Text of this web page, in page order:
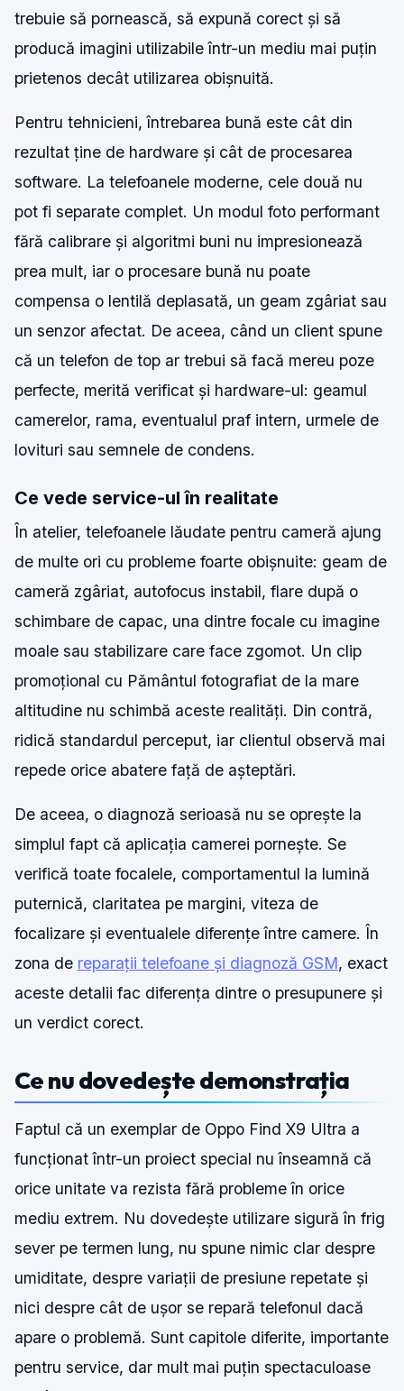
trebuie să pornească, să expună corect și să
producă imagini utilizabile într-un mediu mai puțin
prietenos decât utilizarea obișnuită.
Pentru tehnicieni, întrebarea bună este cât din
rezultat ține de hardware și cât de procesarea
software. La telefoanele moderne, cele două nu
pot fi separate complet. Un modul foto performant
fără calibrare și algoritmi buni nu impresionează
prea mult, iar o procesare bună nu poate
compensa o lentilă deplasată, un geam zgâriat sau
un senzor afectat. De aceea, când un client spune
că un telefon de top ar trebui să facă mereu poze
perfecte, merită verificat și hardware-ul: geamul
camerelor, rama, eventualul praf intern, urmele de
lovituri sau semnele de condens.
Ce vede service-ul în realitate
În atelier, telefoanele lăudate pentru cameră ajung
de multe ori cu probleme foarte obișnuite: geam de
cameră zgâriat, autofocus instabil, flare după o
schimbare de capac, una dintre focale cu imagine
moale sau stabilizare care face zgomot. Un clip
promoțional cu Pământul fotografiat de la mare
altitudine nu schimbă aceste realități. Din contră,
ridică standardul perceput, iar clientul observă mai
repede orice abatere față de așteptări.
De aceea, o diagnoză serioasă nu se oprește la
simplul fapt că aplicația camerei pornește. Se
verifică toate focalele, comportamentul la lumină
puternică, claritatea pe margini, viteza de
focalizare și eventualele diferențe între camere. În
zona de reparații telefoane și diagnoză GSM, exact
aceste detalii fac diferența dintre o presupunere și
un verdict corect.
Ce nu dovedește demonstrația
Faptul că un exemplar de Oppo Find X9 Ultra a
funcționat într-un proiect special nu înseamnă că
orice unitate va rezista fără probleme în orice
mediu extrem. Nu dovedește utilizare sigură în frig
sever pe termen lung, nu spune nimic clar despre
umiditate, despre variații de presiune repetate și
nici despre cât de ușor se repară telefonul dacă
apare o problemă. Sunt capitole diferite, importante
pentru service, dar mult mai puțin spectaculoase